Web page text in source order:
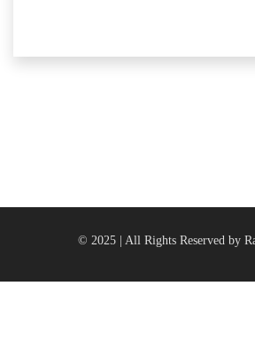
© 2025 | All Rights Reserved by